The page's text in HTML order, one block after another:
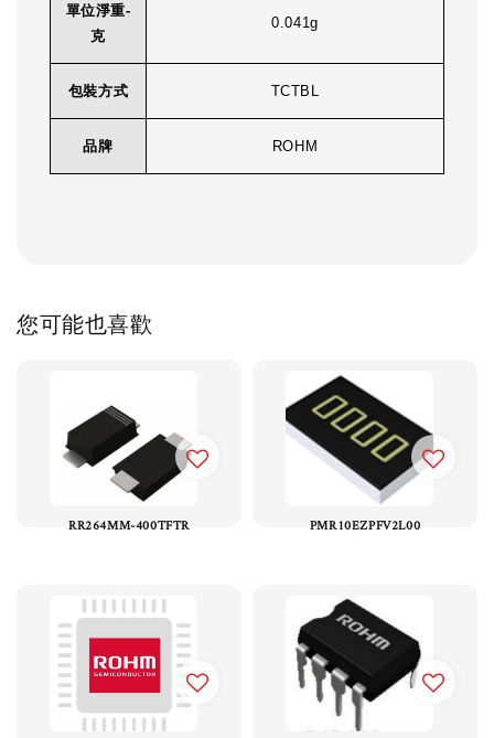
單位淨重-
克
0.041g
包裝方式 TCTBL
品牌 ROHM
您可能也喜歡
RR264MM-400TFTR PMR10EZPFV2L00